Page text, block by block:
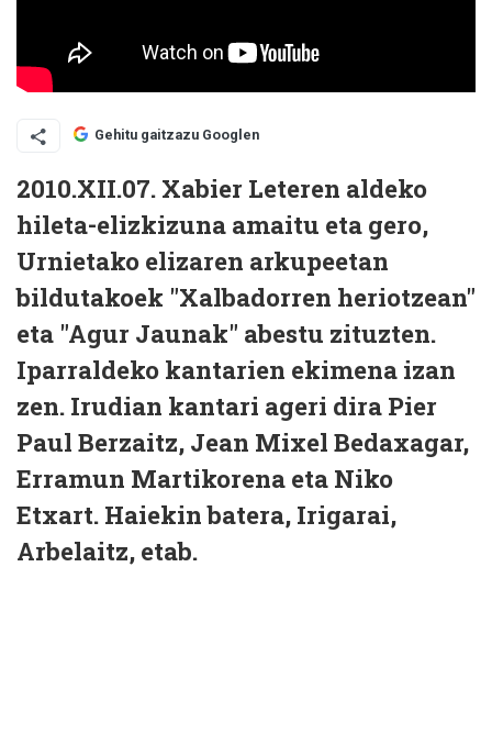
Gehitu gaitzazu Googlen
2010.XII.07. Xabier Leteren aldeko
hileta-elizkizuna amaitu eta gero,
Urnietako elizaren arkupeetan
bildutakoek "Xalbadorren heriotzean"
eta "Agur Jaunak" abestu zituzten.
Iparraldeko kantarien ekimena izan
zen. Irudian kantari ageri dira Pier
Paul Berzaitz, Jean Mixel Bedaxagar,
Erramun Martikorena eta Niko
Etxart. Haiekin batera, Irigarai,
Arbelaitz, etab.